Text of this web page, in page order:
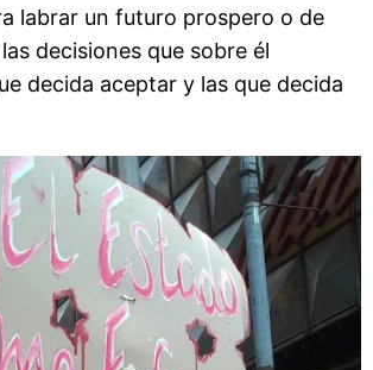
labrar un futuro prospero o de
decisiones que sobre él
decida aceptar y las que decida